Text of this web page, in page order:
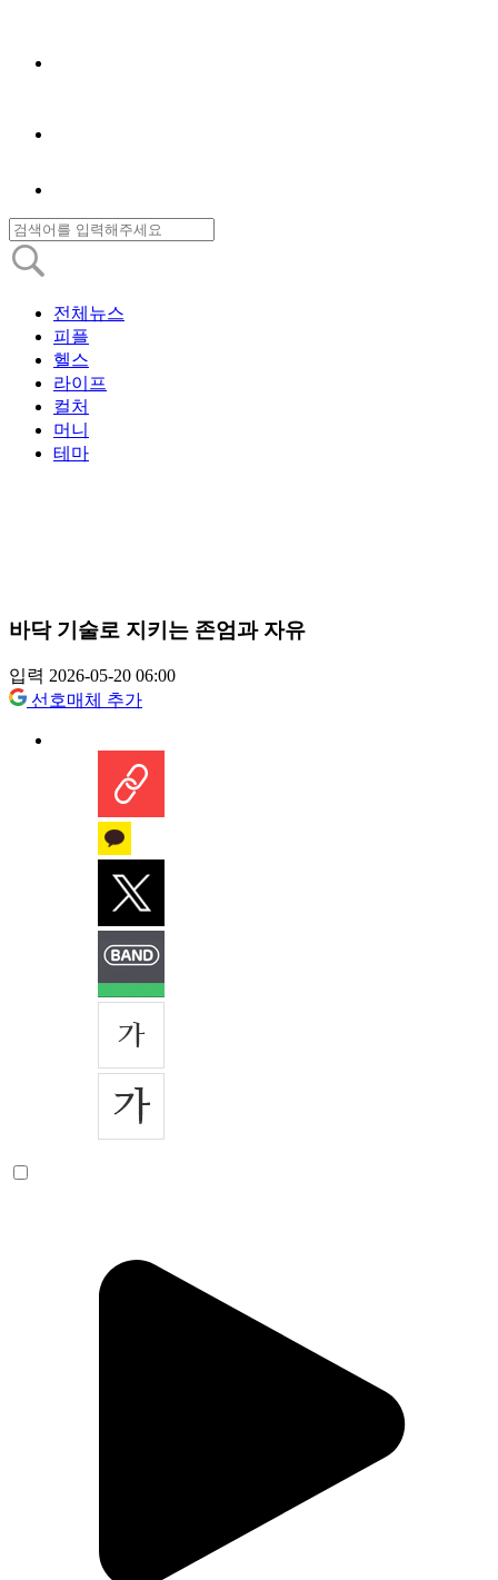
전체뉴스
피플
헬스
라이프
컬처
머니
테마
바닥 기술로 지키는 존엄과 자유
입력 2026-05-20 06:00
선호매체 추가